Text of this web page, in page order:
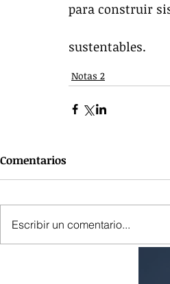
para construir
sustentables.
Notas 2
Comentarios
Escribir un comentario...